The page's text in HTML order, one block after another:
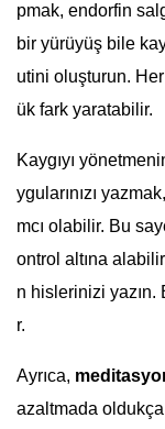
pmak, endorfin
bir yürüyüş bile
utini oluşturun.
ük fark yaratabilir.
Kaygıyı
ygularınızı
mcı olabilir. Bu
ontrol altına
n hislerinizi yazın.
r.
Ayrıca,
azaltmada